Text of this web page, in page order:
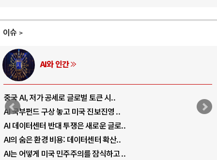
이슈
러시아-우크라이나 전쟁
전쟁의 추상화: 우크라이나, 대리전의 역..
EU·우크라이나 드론 협력 직후, 러시아..
나토, 우크라 군사지원 2027년까지 공..
우크라이나, 덴마크, 에스토니아, 네덜란..
러·우크라, 대규모 공습 주고받아…민간 ..